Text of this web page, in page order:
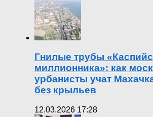
Гнилые трубы
миллионника»: как
урбанисты учат
без крыльев
12.03.2026 17:28